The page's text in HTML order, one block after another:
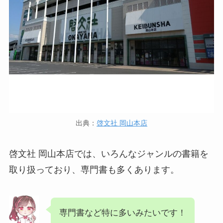
出典： 啓文社 岡山本店
啓文社 岡山本店では、いろんなジャンルの書籍を
取り扱っており、専門書も多くあります。
専門書など特に多いみたいです！